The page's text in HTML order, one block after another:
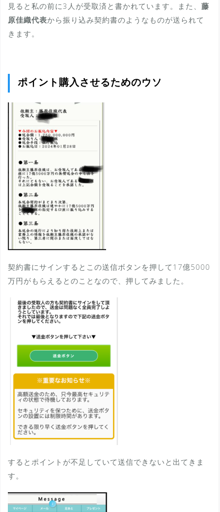
見ると私の前に3人が受取済と書かれています。また、 藤
原佳織代表から振り込み契約書のようなものが送られて
きます。
ポイント購入させるためのウソ
契約書にサインするとこの送信ボタンを押して17億5000
万円がもらえるとのことなので、押してみました。
するとポイントが不足していて送信できないと出てきま
す。